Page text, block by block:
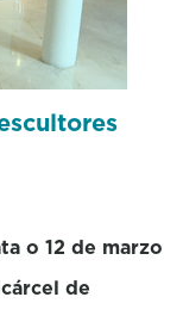
o 12 de marzo
de